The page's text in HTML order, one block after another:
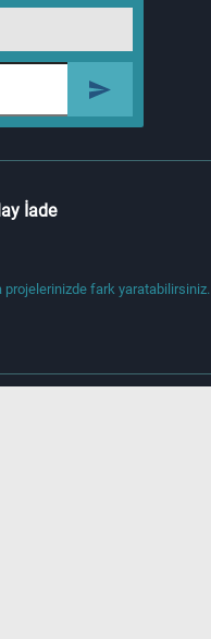
İade
projelerinizde fark yaratabilirsiniz.